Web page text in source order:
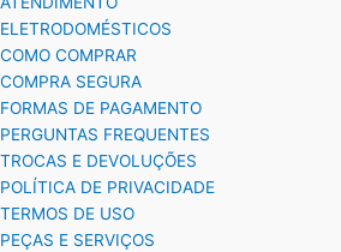
ELETRODOMÉSTICOS
COMO COMPRAR
COMPRA SEGURA
FORMAS DE PAGAMENTO
PERGUNTAS FREQUENTES
TROCAS E DEVOLUÇÕES
POLÍTICA DE PRIVACIDADE
TERMOS DE USO
PEÇAS E SERVIÇOS